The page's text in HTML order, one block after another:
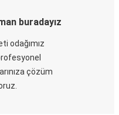
buradayız
odağımız
çözüm